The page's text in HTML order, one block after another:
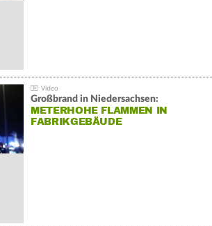
Großbrand in Niedersachsen:
METERHOHE FLAMMEN IN
FABRIKGEBÄUDE